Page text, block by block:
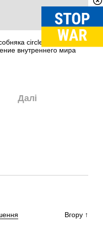
circle от студии
внутреннего мира
Далі
Вгору ↑